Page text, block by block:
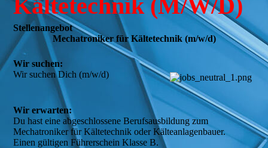
Kältetechnik (M/W/D)
Stellenangebot
Mechatroniker für Kältetechnik (m/w/d)
Wir suchen:
Wir suchen Dich (m/w/d)
Wir erwarten:
Du hast eine abgeschlossene Berufsausbildung zum
Mechatroniker für Kältetechnik oder Kälteanlagenbauer.
Einen gültigen Führerschein Klasse B.